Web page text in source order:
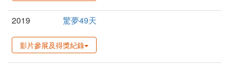
2019 驚夢49天
影片參展及得獎紀錄